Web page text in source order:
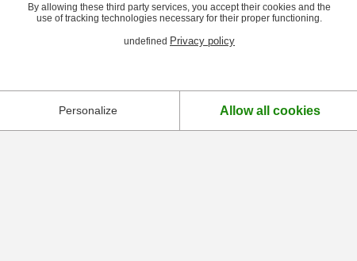
By allowing these third party services, you accept their cookies and the
use of tracking technologies necessary for their proper functioning.
undefined Privacy policy
Personalize Allow all cookies